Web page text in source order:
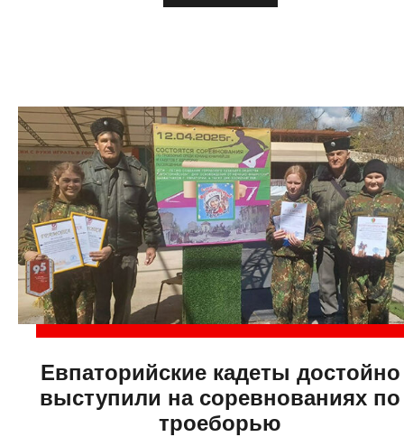
Евпаторийские кадеты достойно
выступили на соревнованиях по
троеборью